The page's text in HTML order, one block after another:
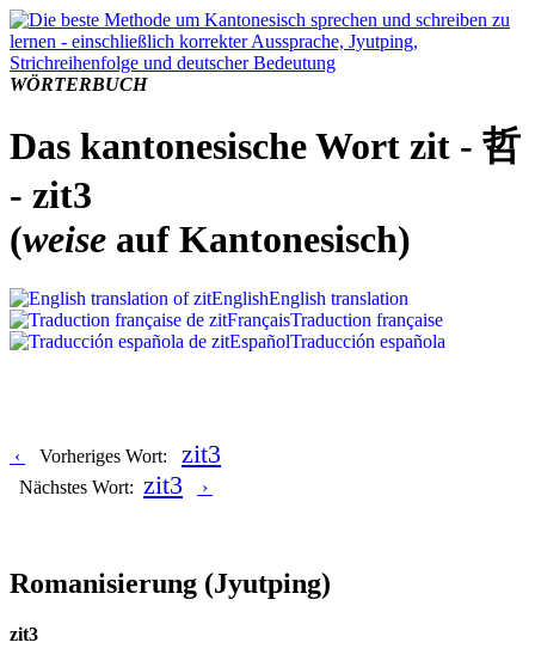
WÖRTERBUCH
Das kantonesische Wort zit - 哲
- zit3
(weise auf Kantonesisch)
EnglishEnglish translation
FrançaisTraduction française
EspañolTraducción española
‹ Vorheriges Wort: zit3
Nächstes Wort: zit3 ›
Romanisierung (Jyutping)
zit3